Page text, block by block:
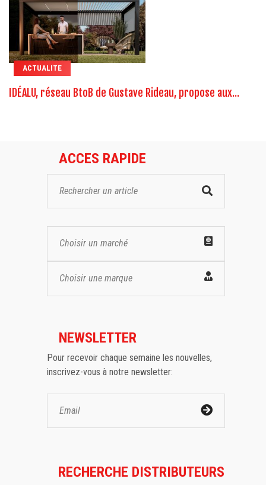
ACTUALITE
IDÉALU, réseau BtoB de Gustave Rideau, propose aux...
ACCES RAPIDE
Choisir un marché
Choisir une marque
NEWSLETTER
Pour recevoir chaque semaine les nouvelles,
inscrivez-vous à notre newsletter:
RECHERCHE DISTRIBUTEURS